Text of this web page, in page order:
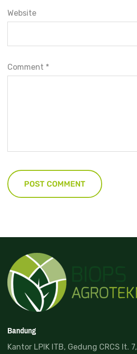
Website
Comment *
Bandung
Kantor LPIK ITB, Gedung CRCS lt. 7,